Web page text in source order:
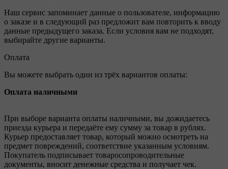
Наш сервис запоминает данные о пользователе, информацию
о заказе и в следующий раз предложит вам повторить к вводу
данные предыдущего заказа. Если условия вам не подходят,
выбирайте другие варианты.
Оплата
Вы можете выбрать один из трёх вариантов оплаты:
Оплата наличными
При выборе варианта оплаты наличными, вы дожидаетесь
приезда курьера и передаёте ему сумму за товар в рублях.
Курьер предоставляет товар, который можно осмотреть на
предмет повреждений, соответствие указанным условиям.
Покупатель подписывает товаросопроводительные
документы, вносит денежные средства и получает чек.